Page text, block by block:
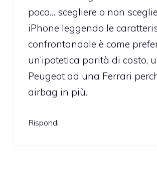
poco… scegliere o non
iPhone leggendo le
confrontandole è come
un’ipotetica parità di costo,
Peugeot ad una Ferrari
airbag in più.
Rispondi